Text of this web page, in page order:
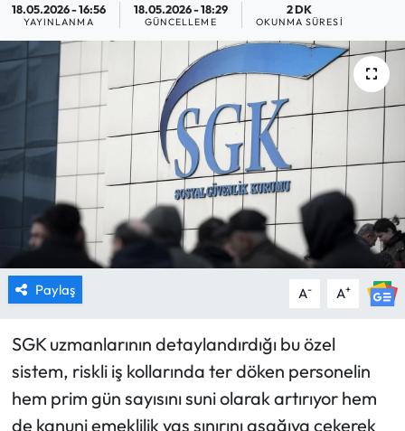
18.05.2026 - 16:56
YAYINLANMA
18.05.2026 - 18:29
GÜNCELLEME
2 DK
OKUNMA SÜRESI
Paylaş A- A+
SGK uzmanlarının detaylandırdığı bu özel
sistem, riskli iş kollarında ter döken personelin
hem prim gün sayısını suni olarak artırıyor hem
de kanuni emeklilik yaş sınırını aşağıya çekerek
SPOR
TARIM
TURİZM
YAŞAM
RESMİ İLANLAR
HABER İLAN